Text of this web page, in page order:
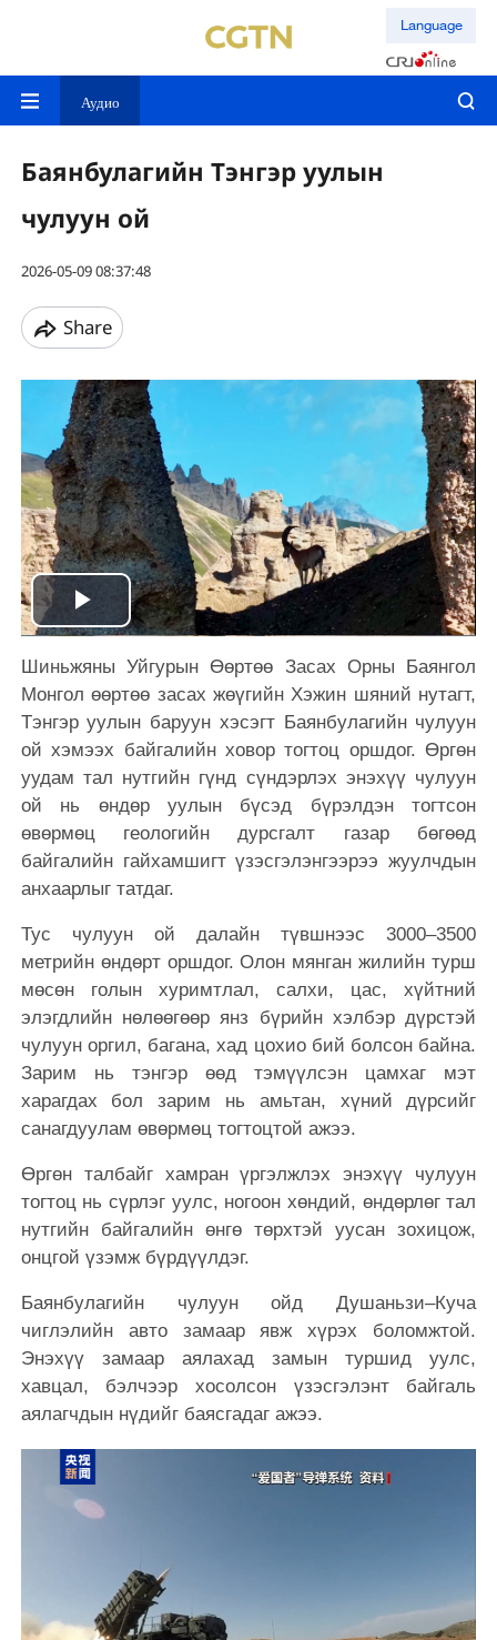
Language
Аудио
Баянбулагийн Тэнгэр уулын
чулуун ой
2026-05-09 08:37:48
Share
Play
Video
Шиньжяны Уйгурын Өөртөө Засах Орны Баянгол
Монгол өөртөө засах жөүгийн Хэжин шяний нутагт,
Тэнгэр уулын баруун хэсэгт Баянбулагийн чулуун
ой хэмээх байгалийн ховор тогтоц оршдог. Өргөн
уудам тал нутгийн гүнд сүндэрлэх энэхүү чулуун
ой нь өндөр уулын бүсэд бүрэлдэн тогтсон
өвөрмөц геологийн дурсгалт газар бөгөөд
байгалийн гайхамшигт үзэсгэлэнгээрээ жуулчдын
анхаарлыг татдаг.
Тус чулуун ой далайн түвшнээс 3000–3500
метрийн өндөрт оршдог. Олон мянган жилийн турш
мөсөн голын хуримтлал, салхи, цас, хүйтний
элэгдлийн нөлөөгөөр янз бүрийн хэлбэр дүрстэй
чулуун оргил, багана, хад цохио бий болсон байна.
Зарим нь тэнгэр өөд тэмүүлсэн цамхаг мэт
харагдах бол зарим нь амьтан, хүний дүрсийг
санагдуулам өвөрмөц тогтоцтой ажээ.
Өргөн талбайг хамран үргэлжлэх энэхүү чулуун
тогтоц нь сүрлэг уулс, ногоон хөндий, өндөрлөг тал
нутгийн байгалийн өнгө төрхтэй уусан зохицож,
онцгой үзэмж бүрдүүлдэг.
Баянбулагийн чулуун ойд Душаньзи–Куча
чиглэлийн авто замаар явж хүрэх боломжтой.
Энэхүү замаар аялахад замын туршид уулс,
хавцал, бэлчээр хосолсон үзэсгэлэнт байгаль
аялагчдын нүдийг баясгадаг ажээ.